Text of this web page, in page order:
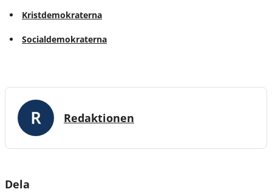
Kristdemokraterna
Socialdemokraterna
Redaktionen
Dela